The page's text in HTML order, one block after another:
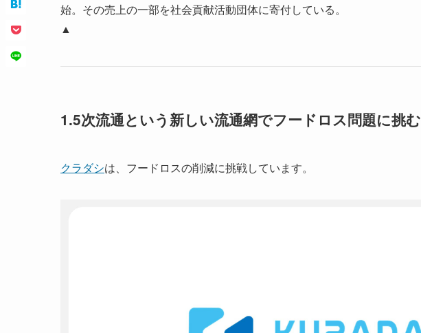
始。その売上の一部を社会貢献活動団体に寄付している。
▲
1.5次流通という新しい流通網でフードロス問題に挑む
クラダシは、フードロスの削減に挑戦しています。